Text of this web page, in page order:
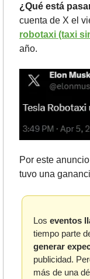
¿Qué está
cuenta de X el
robotaxi (taxi
año.
Por este
tuvo una
Los eventos
tiempo parte
generar
publicidad.